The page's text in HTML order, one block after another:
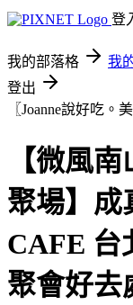
登
我的部落格 我
登出
〖Joanne說好吃。
【微風
聚場】成
CAFE 台
聚會好去